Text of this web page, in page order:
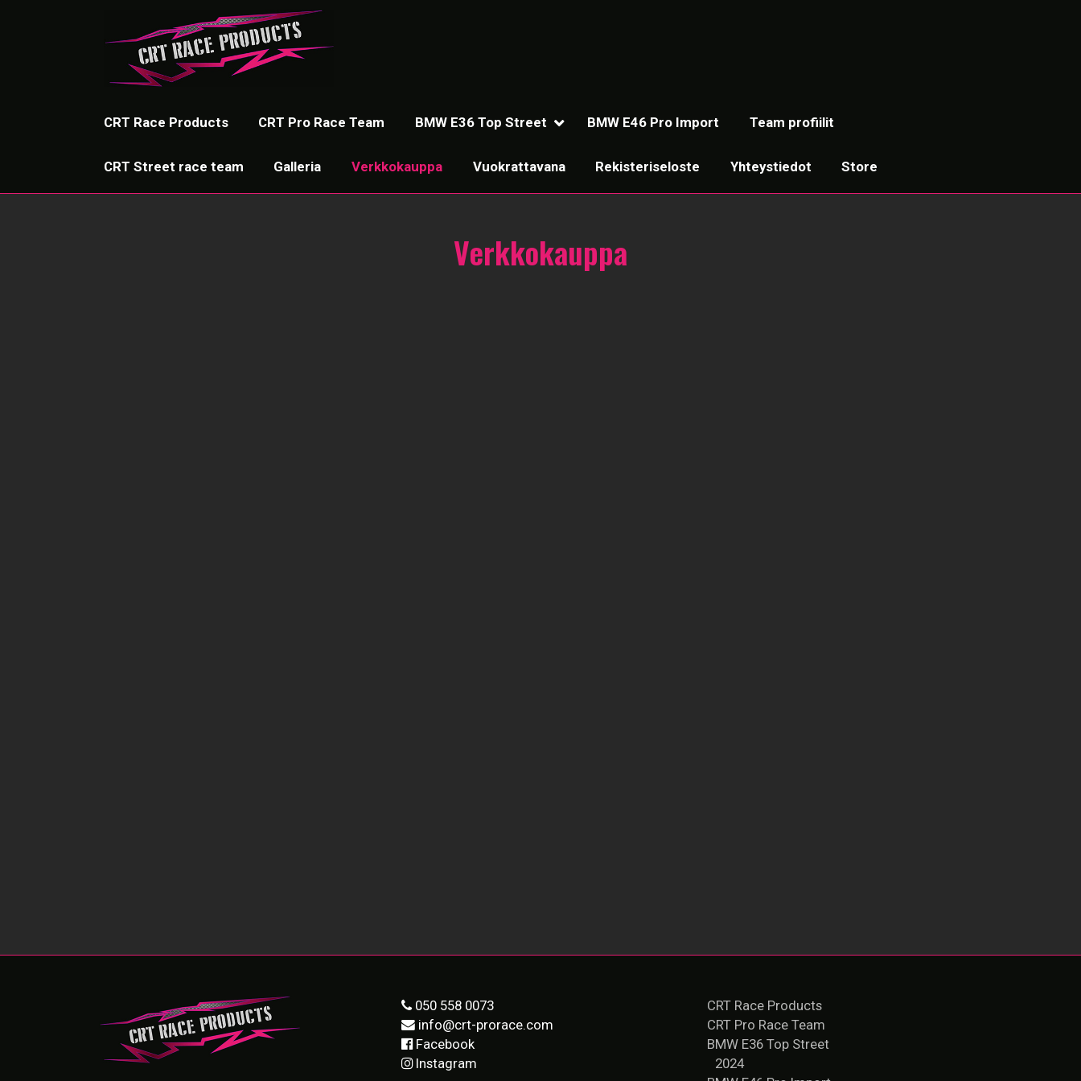
CRT Race Products CRT Pro Race Team BMW E36 Top Street BMW E46 Pro Import Team profiilit
CRT Street race team Galleria Verkkokauppa Vuokrattavana Rekisteriseloste Yhteystiedot Store
Verkkokauppa
050 558 0073
info@crt-prorace.com
Facebook
Instagram
CRT Race Products
CRT Pro Race Team
BMW E36 Top Street
2024